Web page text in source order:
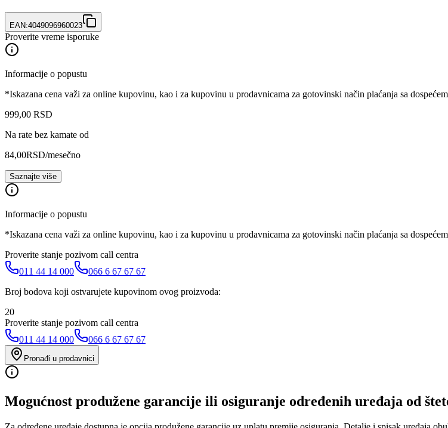
EAN:4049096960023
Proverite vreme isporuke
Informacije o popustu
*Iskazana cena važi za online kupovinu, kao i za kupovinu u prodavnicama za gotovinski način plaćanja sa
999,00 RSD
Na rate bez kamate od
84,00RSD/mesečno
Saznajte više
Informacije o popustu
*Iskazana cena važi za online kupovinu, kao i za kupovinu u prodavnicama za gotovinski način plaćanja sa
Proverite stanje pozivom call centra
011 44 14 000
066 6 67 67 67
Broj bodova koji ostvarujete kupovinom ovog proizvoda:
20
Proverite stanje pozivom call centra
011 44 14 000
066 6 67 67 67
Pronađi u prodavnici
Mogućnost produžene garancije ili osiguranje određenih uređaja od